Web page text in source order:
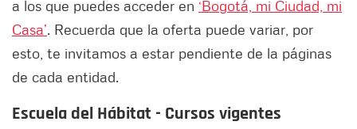
a los que puedes acceder en ‘Bogotá, mi Ciudad, mi
Casa’. Recuerda que la oferta puede variar, por
esto, te invitamos a estar pendiente de la páginas
de cada entidad.
Escuela del Hábitat- Cursos vigentes